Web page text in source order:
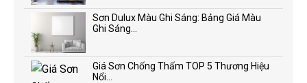
Sơn Dulux Màu Ghi Sáng: Bảng Giá Màu
Ghi Sáng...
Giá Sơn Chống Thấm TOP 5 Thương Hiệu
Nổi...